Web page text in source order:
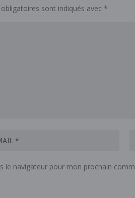
sont indiqués avec *
le navigateur pour mon prochain